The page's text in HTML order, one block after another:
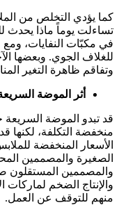
كما يؤدي التخلص من
تساءلت يوماً ماذا يحدث
في مكبّات النفايات،
للغلاف الجوي. وبعضها
وتفاقم ظاهرة التغير
أثر الموضة
قد تبدو الموضة السريعة
منخفضة التكلفة، لكنها
الأسعار المنخفضة
الصغيرة والمصممين
والمصممين المستقلون
والإنتاج الضخم لماركات
منهم للتوقف عن العمل.